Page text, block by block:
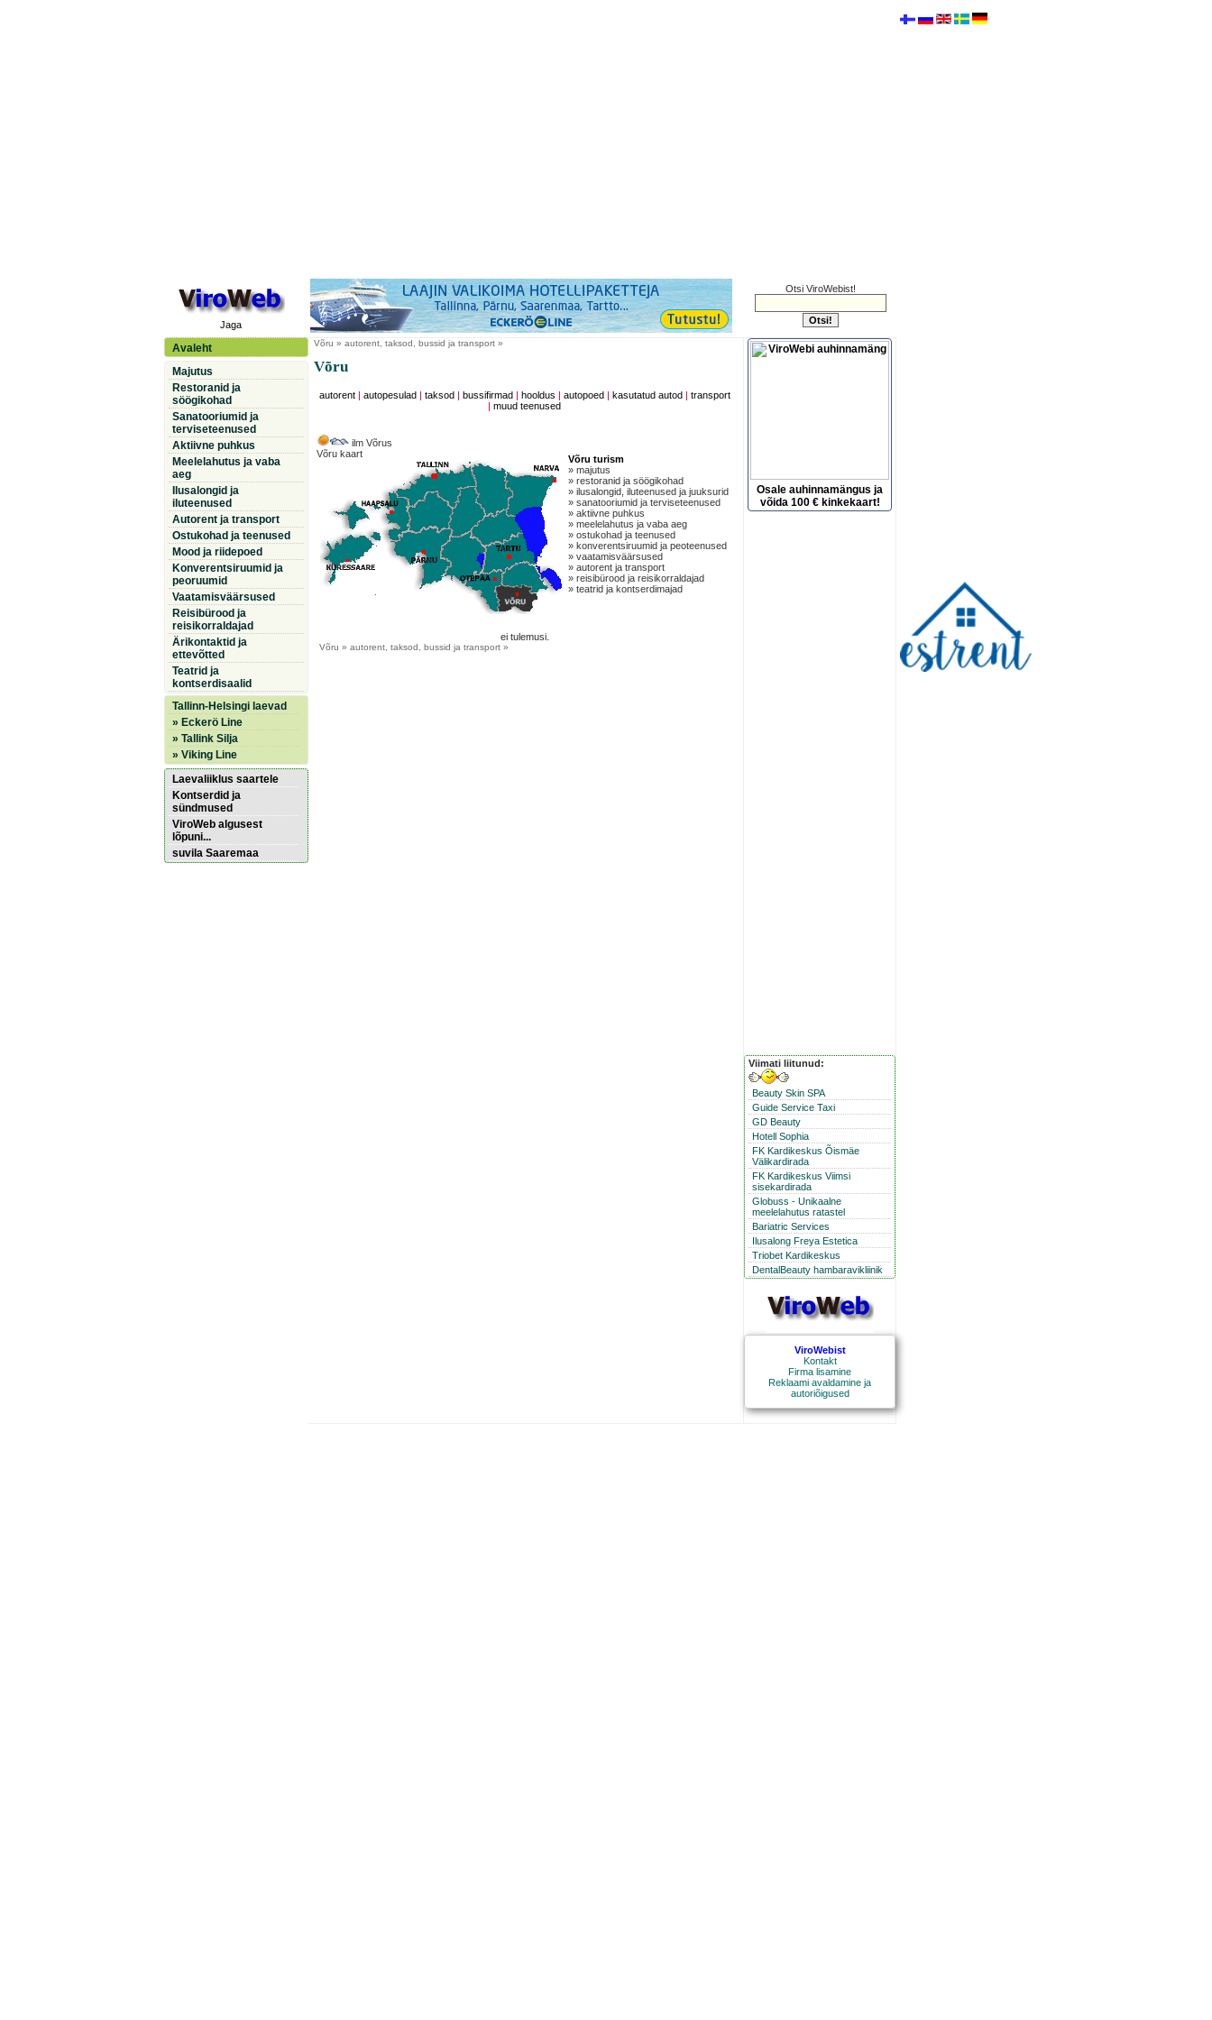
Jaga
Otsi ViroWebist!
Avaleht
Majutus
Restoranid ja
söögikohad
Sanatooriumid ja
terviseteenused
Aktiivne puhkus
Meelelahutus ja vaba
aeg
Ilusalongid ja
iluteenused
Autorent ja transport
Ostukohad ja teenused
Mood ja riidepoed
Konverentsiruumid ja
peoruumid
Vaatamisväärsused
Reisibürood ja
reisikorraldajad
Ärikontaktid ja
ettevõtted
Teatrid ja
kontserdisaalid
Tallinn-Helsingi laevad
» Eckerö Line
» Tallink Silja
» Viking Line
Laevaliiklus saartele
Kontserdid ja
sündmused
ViroWeb algusest
lõpuni...
suvila Saaremaa
Võru » autorent, taksod, bussid ja transport »
Võru
autorent| autopesulad taksod bussifirmad hooldus autopoed kasutatud autod
transport
|muud teenused
ilm Võrus
Võru kaart
Võru turism
» majutus
» restoranid ja söögikohad
» ilusalongid, iluteenused ja juuksurid
» sanatooriumid ja terviseteenused
» aktiivne puhkus
» meelelahutus ja vaba aeg
» ostukohad ja teenused
» konverentsiruumid ja peoteenused
» vaatamisväärsused
» autorent ja transport
» reisibürood ja reisikorraldajad
» teatrid ja kontserdimajad
ei tulemusi.
Võru » autorent, taksod, bussid ja transport »
Osale auhinnamängus ja
võida 100 € kinkekaart!
Viimati liitunud:
Beauty Skin SPA
Guide Service Taxi
GD Beauty
Hotell Sophia
FK Kardikeskus Õismäe
Välikardirada
FK Kardikeskus Viimsi
sisekardirada
Globuss - Unikaalne
meelelahutus ratastel
Bariatric Services
Ilusalong Freya Estetica
Triobet Kardikeskus
DentalBeauty hambaravikliinik
ViroWebist
Kontakt
Firma lisamine
Reklaami avaldamine ja
autoriõigused